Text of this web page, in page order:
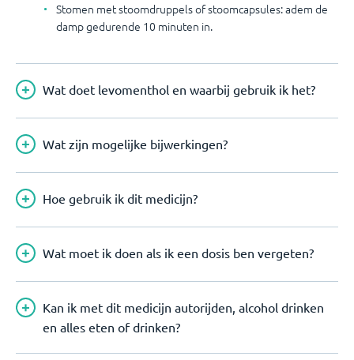
Stomen met stoomdruppels of stoomcapsules: adem de
damp gedurende 10 minuten in.
Wat doet levomenthol en waarbij gebruik ik het?
Wat zijn mogelijke bijwerkingen?
Hoe gebruik ik dit medicijn?
Wat moet ik doen als ik een dosis ben vergeten?
Kan ik met dit medicijn autorijden, alcohol drinken
en alles eten of drinken?